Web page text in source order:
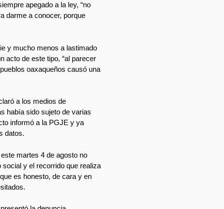
apegado a la ley, “no
darme a conocer, porque
y mucho menos a lastimado
acto de este tipo, “al parecer
oaxaqueños causó una
a los medios de
había sido sujeto de varias
informó a la PGJE y ya
datos.
martes 4 de agosto no
y el recorrido que realiza
es honesto, de cara y en